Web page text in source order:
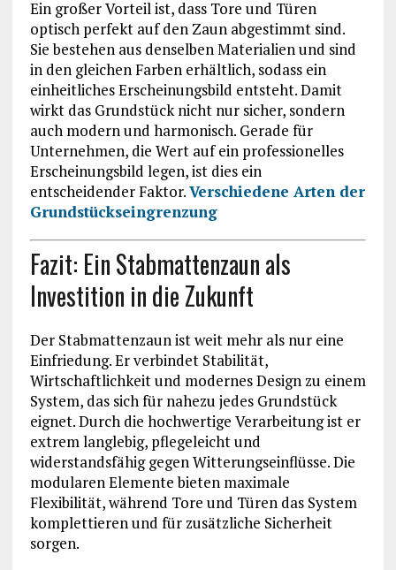
Ein großer Vorteil ist, dass Tore und Türen
optisch perfekt auf den Zaun abgestimmt sind.
Sie bestehen aus denselben Materialien und sind
in den gleichen Farben erhältlich, sodass ein
einheitliches Erscheinungsbild entsteht. Damit
wirkt das Grundstück nicht nur sicher, sondern
auch modern und harmonisch. Gerade für
Unternehmen, die Wert auf ein professionelles
Erscheinungsbild legen, ist dies ein
entscheidender Faktor.Verschiedene Arten der
Grundstückseingrenzung
Fazit: Ein Stabmattenzaun als
Investition in die Zukunft
Der Stabmattenzaun ist weit mehr als nur eine
Einfriedung. Er verbindet Stabilität,
Wirtschaftlichkeit und modernes Design zu einem
System, das sich für nahezu jedes Grundstück
eignet. Durch die hochwertige Verarbeitung ist er
extrem langlebig, pflegeleicht und
widerstandsfähig gegen Witterungseinflüsse. Die
modularen Elemente bieten maximale
Flexibilität, während Tore und Türen das System
komplettieren und für zusätzliche Sicherheit
sorgen.